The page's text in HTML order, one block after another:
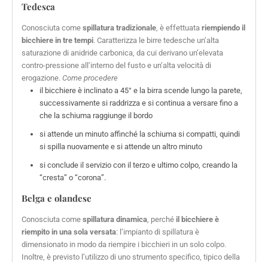
Tedesca
Conosciuta come spillatura tradizionale, è effettuata riempiendo il
bicchiere in tre tempi. Caratterizza le birre tedesche un’alta
saturazione di anidride carbonica, da cui derivano un’elevata
contro-pressione all’interno del fusto e un’alta velocità di
erogazione. Come procedere
il bicchiere è inclinato a 45° e la birra scende lungo la parete,
successivamente si raddrizza e si continua a versare fino a
che la schiuma raggiunge il bordo
si attende un minuto affinché la schiuma si compatti, quindi
si spilla nuovamente e si attende un altro minuto
si conclude il servizio con il terzo e ultimo colpo, creando la
“cresta” o “corona”.
Belga e olandese
Conosciuta come spillatura dinamica, perché il bicchiere è
riempito in una sola versata: l’impianto di spillatura è
dimensionato in modo da riempire i bicchieri in un solo colpo.
Inoltre, è previsto l’utilizzo di uno strumento specifico, tipico della